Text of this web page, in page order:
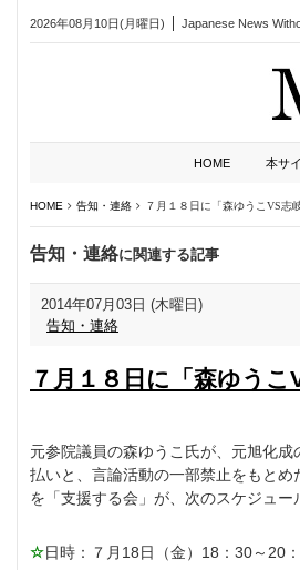
2026年08月10日(月曜日) Japanese News
HOME 本サ
HOME 告知・連絡 ７月１８日に「森ゆうこVS志
告知・連絡に関連する記事
2014年07月03日 (木曜日)
告知・連絡
７月１８日に「森ゆう
元参院議員の森ゆうこ氏が、元旭化
払いと、言論活動の一部禁止をもと
を「支援する会」が、次のスケジュー
☆日時：７月18日（金）18：30～20